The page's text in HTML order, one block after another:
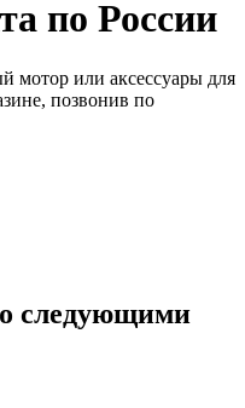
по России
мотор или аксессуары для
позвонив по
следующими